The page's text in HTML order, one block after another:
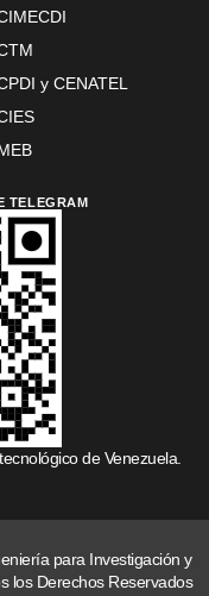
y CENATEL
TELEGRAM
de Venezuela.
para Investigación y
los Derechos Reservados